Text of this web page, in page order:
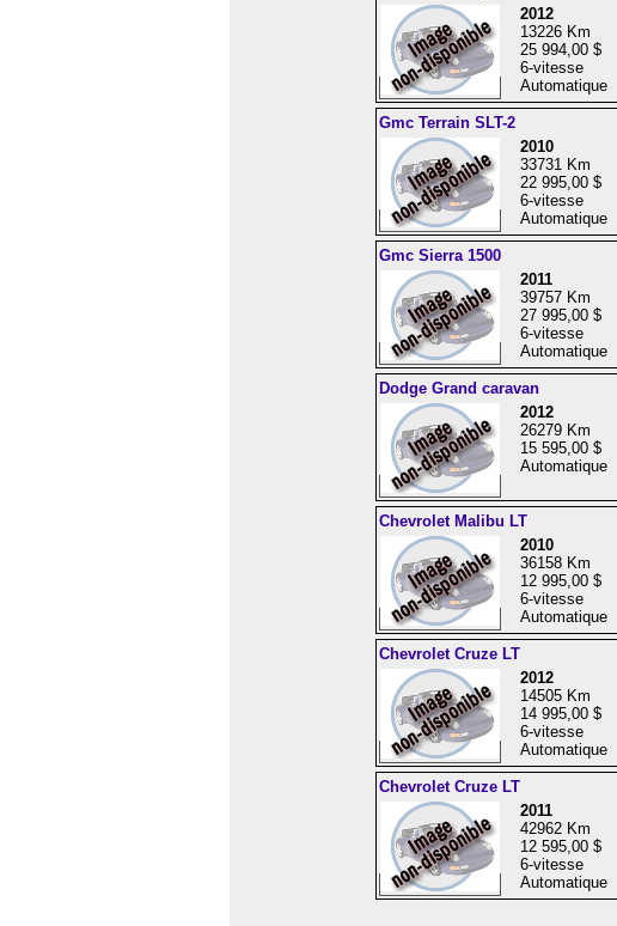
2012
13226 Km
25 994,00 $
6-vitesse
Automatique
Gmc Terrain SLT-2
2010
33731 Km
22 995,00 $
6-vitesse
Automatique
Gmc Sierra 1500
2011
39757 Km
27 995,00 $
6-vitesse
Automatique
Dodge Grand caravan
2012
26279 Km
15 595,00 $
Automatique
Chevrolet Malibu LT
2010
36158 Km
12 995,00 $
6-vitesse
Automatique
Chevrolet Cruze LT
2012
14505 Km
14 995,00 $
6-vitesse
Automatique
Chevrolet Cruze LT
2011
42962 Km
12 595,00 $
6-vitesse
Automatique